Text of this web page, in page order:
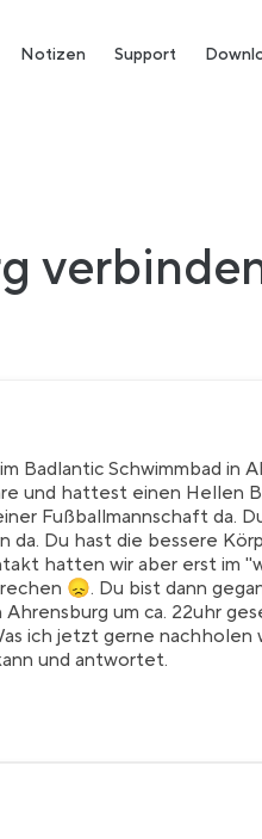
Notizen Support
Badlantic Schwimmbad in
und hattest einen Hellen
Fußballmannschaft da.
Du hast die bessere
hatten wir aber erst im
😞. Du bist dann
um ca. 22uhr
ich jetzt gerne nachholen
und antwortet.